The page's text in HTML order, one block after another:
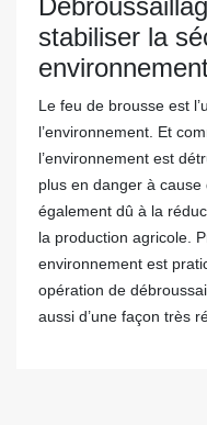
stabiliser la
Le feu de brousse est
l’environnement. Et
l’environnement est
plus en danger à
également dû à la
la production agricole.
environnement est
opération de
aussi d’une façon très